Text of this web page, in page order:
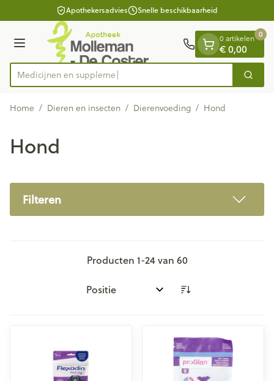
Ga naar de inhoudApothekersadvies Snelle beschikbaarheid
Menu
Product, merk, categorie...
Med Zoek
0 artikelen
€ 0,00
0
Home / Dieren en insecten / Dierenvoeding / Hond
Hond
Filteren
Producten 1-24van 60
Sorteer op: